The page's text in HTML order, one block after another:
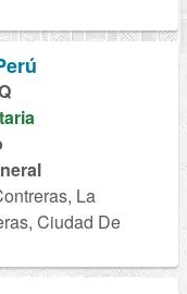
La
Ciudad De